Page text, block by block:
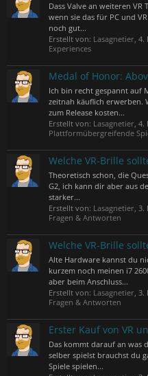
Dass Valve an weiteren
wenn sie das für PC und
noch gut...
Erstellt von: Lasagnetier, 4.
Experiences
Medal of Honor:
Ich bin recht gespannt auf
zeitnah käuflich erwerben.
zum Release kosten...
Erstellt von: Lasagnetier, 4.
Plattformübergreifende
Welche VR-Brille
Theoretisch schon, die
G2, ich kann dir aber aus
starker...
Erstellt von: Lasagnetier, 3.
Fragen & Antworten
Welche VR-Brille
Alte Hardware kannst du
kurzem noch meinen i7
aber beim Anschluss...
Erstellt von: Lasagnetier, 3.
Fragen & Antworten
Erster Kauf von VR
Das kommt darauf an was
selber spielst brauchst du
Spiele spielen...